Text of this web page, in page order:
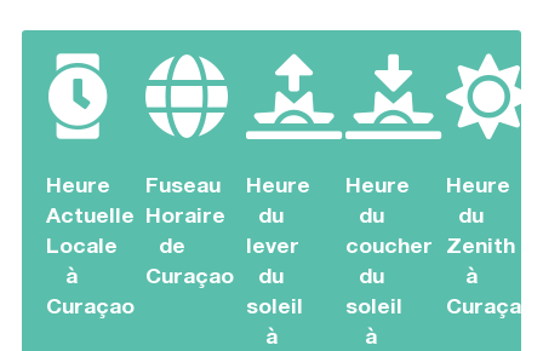
Heure
Actuelle
Locale
à
Curaçao
Fuseau
Horaire
de
Curaçao
Heure
du
lever
du
soleil
à
Heure
du
coucher
du
soleil
à
Heure
du
Zenith
à
Curaçao